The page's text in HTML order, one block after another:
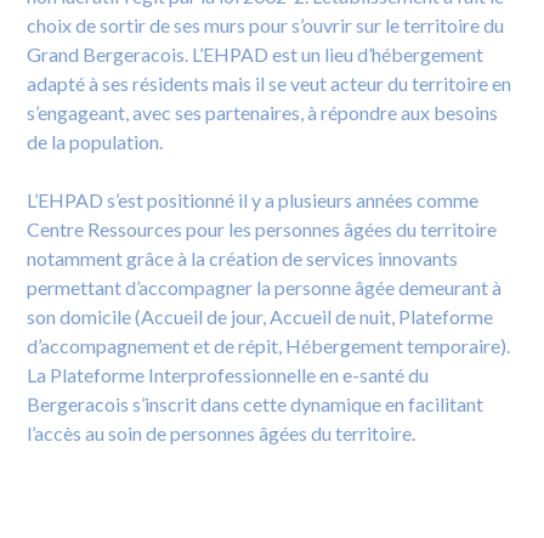
choix de sortir de ses murs pour s’ouvrir sur le territoire du
Grand Bergeracois. L’EHPAD est un lieu d’hébergement
adapté à ses résidents mais il se veut acteur du territoire en
s’engageant, avec ses partenaires, à répondre aux besoins
de la population.
L’EHPAD s’est positionné il y a plusieurs années comme
Centre Ressources pour les personnes âgées du territoire
notamment grâce à la création de services innovants
permettant d’accompagner la personne âgée demeurant à
son domicile (Accueil de jour, Accueil de nuit, Plateforme
d’accompagnement et de répit, Hébergement temporaire).
La Plateforme Interprofessionnelle en e-santé du
Bergeracois s’inscrit dans cette dynamique en facilitant
l’accès au soin de personnes âgées du territoire.